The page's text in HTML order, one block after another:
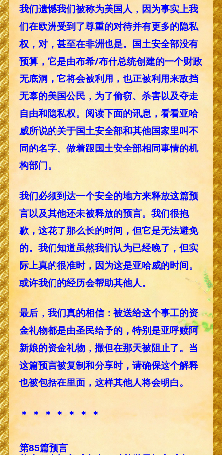
我们遗憾我们被称为美国人，因为事实上我
们在欧洲受到了尊重的对待并有更多的隐私
权，对，甚至在非洲也是。国土安全部没有
预算，它是由布希/布什总统创建的一个财政
无底洞，它将会被利用，也正被利用来敌挡
无辜的美国公民，为了偷窃、杀害以及夺走
自由和隐私权。阅读下面的讯息，看看亚哈
威所说的关于国土安全部和其他国家里叫不
同的名字、做着跟国土安全部相同事情的机
构部门。
我们必须到达一个安全的地方来释放这篇预
言以及其他还未被释放的预言。我们很抱
歉，这花了那么长的时间，但它是无法避免
的。我们知道虽然我们认为已经晚了，但实
际上真的很准时，因为这是亚哈威的时间。
或许我们的经历会帮助其他人。
最后，我们真的相信：被送给这个事工的资
金礼物都是由圣民给予的，特别是亚呼赎阿
新娘的资金礼物，撒但在那天被阻止了。当
这篇预言被复制和分享时，请确保这个解释
也被包括在里面，这样其他人将会明白。
＊ ＊ ＊ ＊ ＊ ＊ ＊
第85篇预言